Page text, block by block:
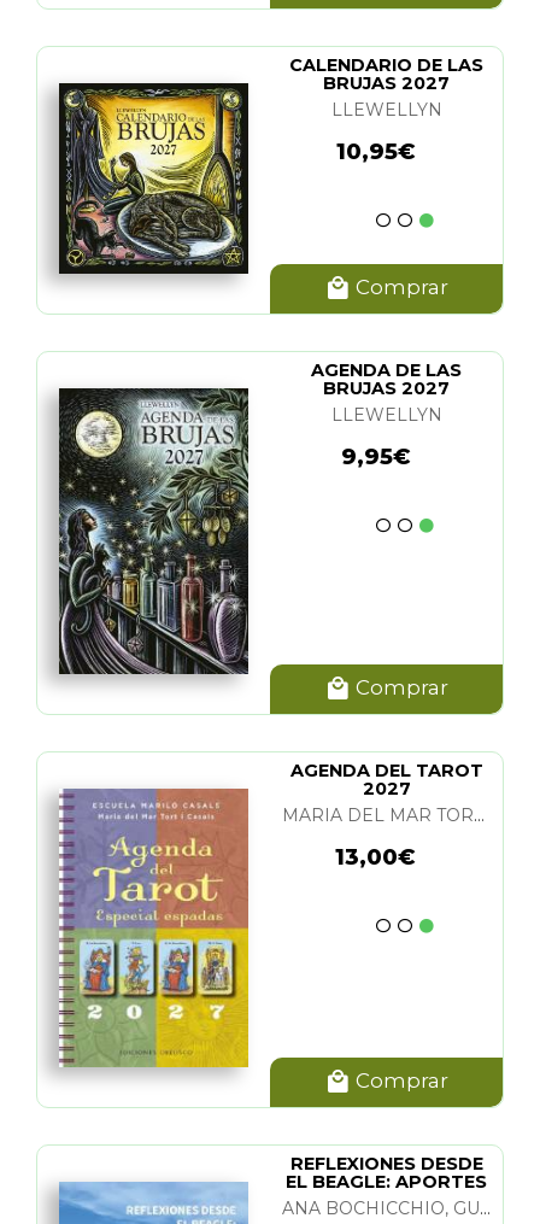
CALENDARIO DE LAS
BRUJAS 2027
LLEWELLYN
10,95€
Comprar
AGENDA DE LAS
BRUJAS 2027
LLEWELLYN
9,95€
Comprar
AGENDA DEL TAROT
2027
MARIA DEL MAR TORT I CASALS
13,00€
Comprar
REFLEXIONES DESDE
EL BEAGLE: APORTES
PARA UNA HIST.
ANA BOCHICCHIO, GUSTAVO VALLEJO, HECTOR PALMA, MARISA MIRANDA Y M. A. PUIG-SAMPER